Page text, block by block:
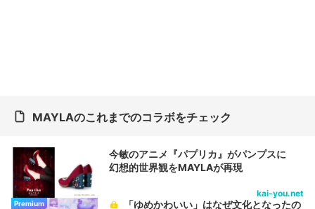
MAYLAのこれまでのコラボをチェック
今敏のアニメ『パプリカ』がパンプスに
幻想的世界観をMAYLAが再現
kai-you.net
Premium
「ゆめかわいい」はなぜ文化となったの